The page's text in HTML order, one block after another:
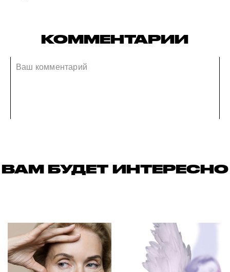
КОММЕНТАРИИ
ВАМ БУДЕТ ИНТЕРЕСНО